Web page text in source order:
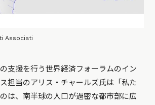
Associati
支援を行う世界経済フォーラムのイン
担当のアリス・チャールズ氏は「私た
は、南半球の人口が過密な都市部に広